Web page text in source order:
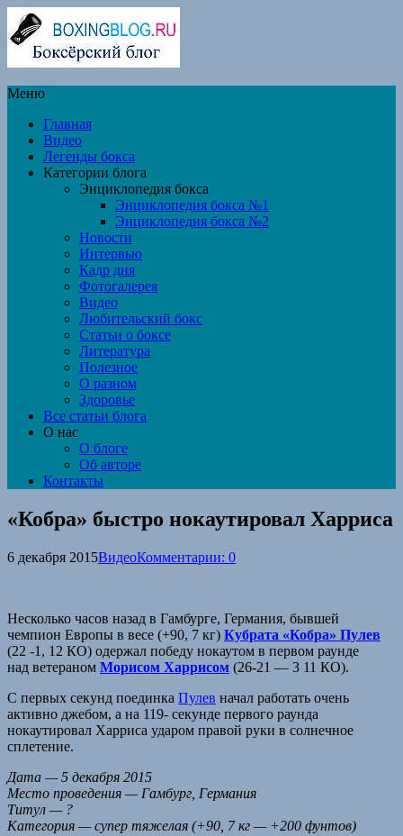
Меню
Главная
Видео
Легенды бокса
Категории блога
Энциклопедия бокса
Энциклопедия бокса №1
Энциклопедия бокса №2
Новости
Интервью
Кадр дня
Фотогалерея
Видео
Любительский бокс
Статьи о боксе
Литература
Полезное
О разном
Здоровье
Все статьи блога
О нас
О блоге
Об авторе
Контакты
«Кобра» быстро нокаутировал Харриса
6 декабря 2015ВидеоКомментарии: 0
Несколько часов назад в Гамбурге, Германия, бывшей
чемпион Европы в весе (+90, 7 кг) Кубрата «Кобра» Пулев
(22 -1, 12 КО) одержал победу нокаутом в первом раунде
над ветераном Морисом Харрисом (26-21 — 3 11 КО).
С первых секунд поединка Пулев начал работать очень
активно джебом, а на 119- секунде первого раунда
нокаутировал Харриса ударом правой руки в солнечное
сплетение.
Дата — 5 декабря 2015
Место проведения — Гамбург, Германия
Титул — ?
Категория — супер тяжелая (+90, 7 кг — +200 фунтов)